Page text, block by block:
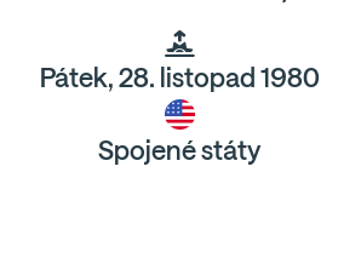
Pátek, 28. listopad 1980
Spojené státy